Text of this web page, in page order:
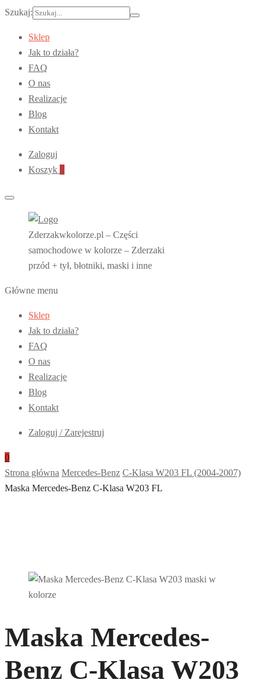
Szukaj:
Sklep
Jak to działa?
FAQ
O nas
Realizacje
Blog
Kontakt
Zaloguj
Koszyk 0
Zderzakwkolorze.pl – Części
samochodowe w kolorze – Zderzaki
przód + tył, błotniki, maski i inne
Główne menu
Sklep
Jak to działa?
FAQ
O nas
Realizacje
Blog
Kontakt
Zaloguj / Zarejestruj
0
Strona główna Mercedes-Benz C-Klasa W203 FL (2004-2007)
Maska Mercedes-Benz C-Klasa W203 FL
Maska Mercedes-
Benz C-Klasa W203